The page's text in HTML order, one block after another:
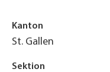
Kanton
St. Gallen
Sektion